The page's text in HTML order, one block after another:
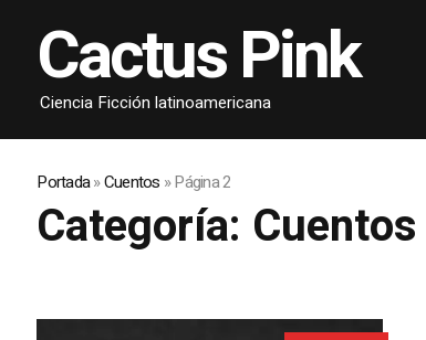
Cactus Pink
Ciencia Ficción latinoamericana
Portada»Cuentos »Página 2
Categoría: Cuentos